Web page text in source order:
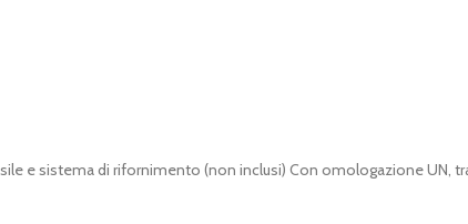
e sistema di rifornimento (non inclusi) Con omologazione UN,